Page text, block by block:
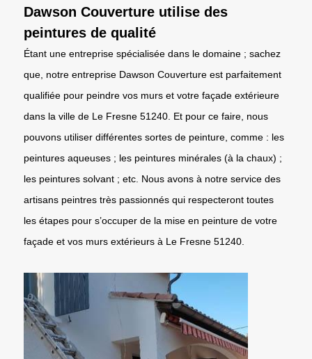
Dawson Couverture utilise des
peintures de qualité
Étant une entreprise spécialisée dans le domaine ; sachez
que, notre entreprise Dawson Couverture est parfaitement
qualifiée pour peindre vos murs et votre façade extérieure
dans la ville de Le Fresne 51240. Et pour ce faire, nous
pouvons utiliser différentes sortes de peinture, comme : les
peintures aqueuses ; les peintures minérales (à la chaux) ;
les peintures solvant ; etc. Nous avons à notre service des
artisans peintres très passionnés qui respecteront toutes
les étapes pour s’occuper de la mise en peinture de votre
façade et vos murs extérieurs à Le Fresne 51240.